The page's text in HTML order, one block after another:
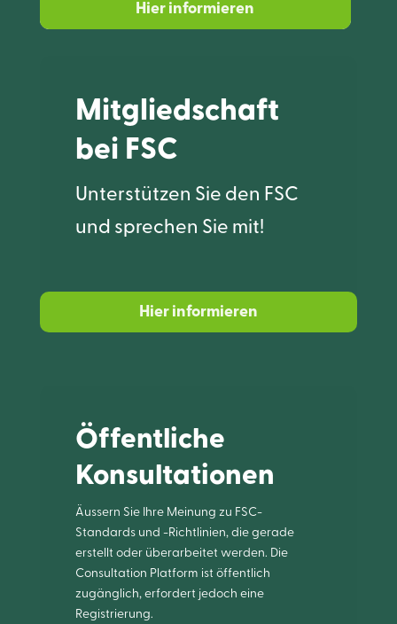
Hier informieren
Mitgliedschaft
bei FSC
Unterstützen Sie den FSC
und sprechen Sie mit!
Hier informieren
Öffentliche
Konsultationen
Äussern Sie Ihre Meinung zu FSC-
Standards und -Richtlinien, die gerade
erstellt oder überarbeitet werden. Die
Consultation Platform ist öffentlich
zugänglich, erfordert jedoch eine
Registrierung.